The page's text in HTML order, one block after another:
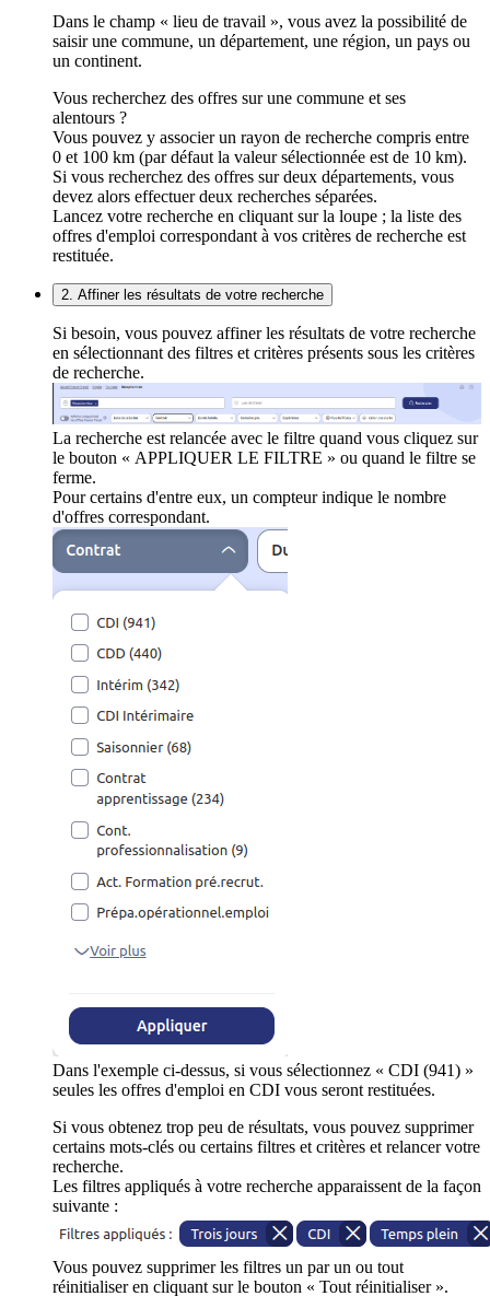
Dans le champ « lieu de travail », vous avez la possibilité de
saisir une commune, un département, une région, un pays ou
un continent.
Vous recherchez des offres sur une commune et ses
alentours ?
Vous pouvez y associer un rayon de recherche compris entre
0 et 100 km (par défaut la valeur sélectionnée est de 10 km).
Si vous recherchez des offres sur deux départements, vous
devez alors effectuer deux recherches séparées.
Lancez votre recherche en cliquant sur la loupe ; la liste des
offres d'emploi correspondant à vos critères de recherche est
restituée.
2. Affiner les résultats de votre recherche
Si besoin, vous pouvez affiner les résultats de votre recherche
en sélectionnant des filtres et critères présents sous les critères
de recherche.
La recherche est relancée avec le filtre quand vous cliquez sur
le bouton « APPLIQUER LE FILTRE » ou quand le filtre se
ferme.
Pour certains d'entre eux, un compteur indique le nombre
d'offres correspondant.
Dans l'exemple ci-dessus, si vous sélectionnez « CDI (941) »
seules les offres d'emploi en CDI vous seront restituées.
Si vous obtenez trop peu de résultats, vous pouvez supprimer
certains mots-clés ou certains filtres et critères et relancer votre
recherche.
Les filtres appliqués à votre recherche apparaissent de la façon
suivante :
Vous pouvez supprimer les filtres un par un ou tout
réinitialiser en cliquant sur le bouton « Tout réinitialiser ».